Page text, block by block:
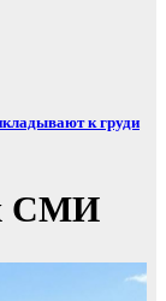
к груди